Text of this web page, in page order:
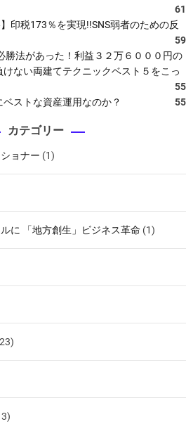
61
印税173％を実現!!SNS弱者のための反
59
勝法があった！利益３２万６０００円の
ない両建てテクニックベスト５をこっ
55
ストな資産運用なのか？
55
カテゴリー
ョナー (1)
に 「地方創生」ビジネス革命 (1)